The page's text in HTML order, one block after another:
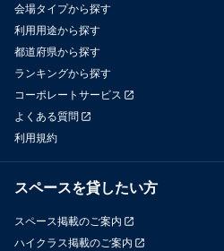
会場タイプから探す
利用用途から探す
都道府県から探す
ランキングから探す
コーポレートサービス
よくある質問
利用規約
スペースを貸したい方
スペース掲載のご案内
ハイクラス掲載のご案内